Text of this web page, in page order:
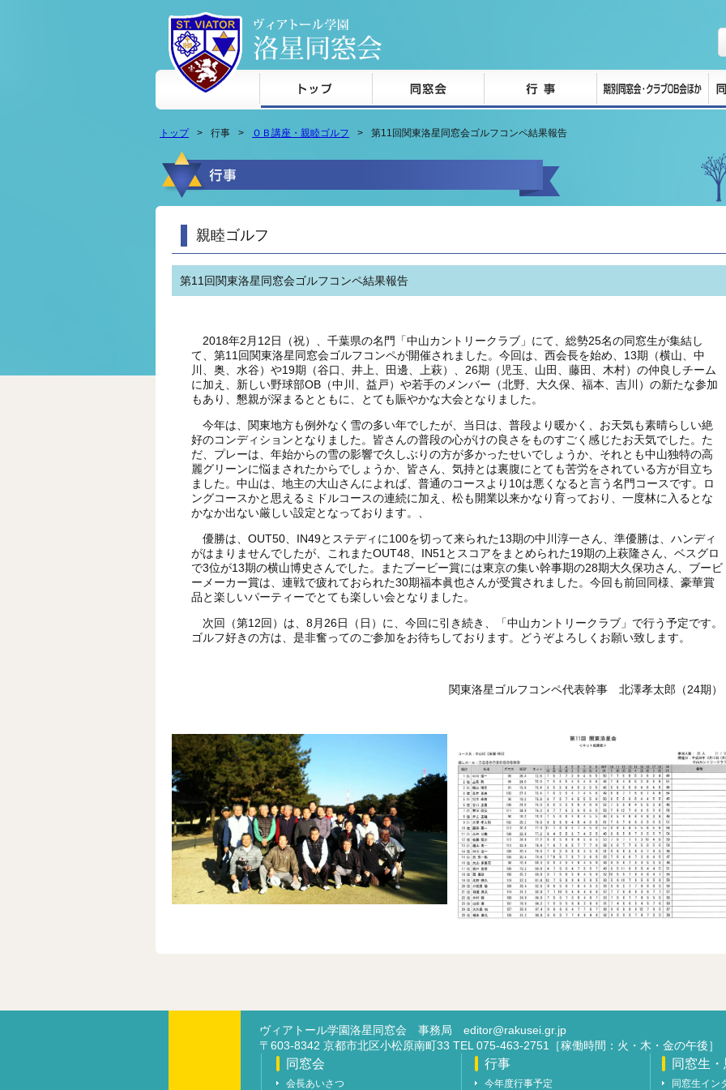
本文へジャンプ
トップ 行事 ＯＢ講座・親睦ゴルフ 第11回関東洛星同窓会ゴルフコンペ結果報告
親睦ゴルフ
第11回関東洛星同窓会ゴルフコンペ結果報告
2018年2月12日（祝）、千葉県の名門「中山カントリークラブ」にて、総勢25名の同窓生が集結し
て、第11回関東洛星同窓会ゴルフコンペが開催されました。今回は、西会長を始め、13期（横山、中
川、奥、水谷）や19期（谷口、井上、田邊、上萩）、26期（児玉、山田、藤田、木村）の仲良しチーム
に加え、新しい野球部OB（中川、益戸）や若手のメンバー（北野、大久保、福本、吉川）の新たな参加
もあり、懇親が深まるとともに、とても賑やかな大会となりました。
今年は、関東地方も例外なく雪の多い年でしたが、当日は、普段より暖かく、お天気も素晴らしい絶
好のコンディションとなりました。皆さんの普段の心がけの良さをものすごく感じたお天気でした。た
だ、プレーは、年始からの雪の影響で久しぶりの方が多かったせいでしょうか、それとも中山独特の高
麗グリーンに悩まされたからでしょうか、皆さん、気持とは裏腹にとても苦労をされている方が目立ち
ました。中山は、地主の大山さんによれば、普通のコースより10は悪くなると言う名門コースです。ロ
ングコースかと思えるミドルコースの連続に加え、松も開業以来かなり育っており、一度林に入るとな
かなか出ない厳しい設定となっております。、
優勝は、OUT50、IN49とステディに100を切って来られた13期の中川淳一さん、準優勝は、ハンディ
がはまりませんでしたが、これまたOUT48、IN51とスコアをまとめられた19期の上萩隆さん、ベスグロ
で3位が13期の横山博史さんでした。またブービー賞には東京の集い幹事期の28期大久保功さん、ブービ
ーメーカー賞は、連戦で疲れておられた30期福本眞也さんが受賞されました。今回も前回同様、豪華賞
品と楽しいパーティーでとても楽しい会となりました。
次回（第12回）は、8月26日（日）に、今回に引き続き、「中山カントリークラブ」で行う予定です。
ゴルフ好きの方は、是非奮ってのご参加をお待ちしております。どうぞよろしくお願い致します。
関東洛星ゴルフコンペ代表幹事 北澤孝太郎（24期）
ヴィアトール学園洛星同窓会 事務局 editor@rakusei.gr.jp
〒603-8342 京都市北区小松原南町33 TEL 075-463-2751［稼働時間：火・木・金の午後］
同窓会
会長あいさつ
行事
今年度行事予定
同窓生
同窓生イン